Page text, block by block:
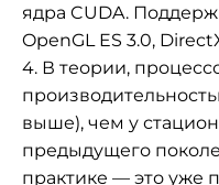
ядра CUDA.
OpenGL ES 3.0,
4. В теории,
выше), чем у
предыдущего
практике — это уже